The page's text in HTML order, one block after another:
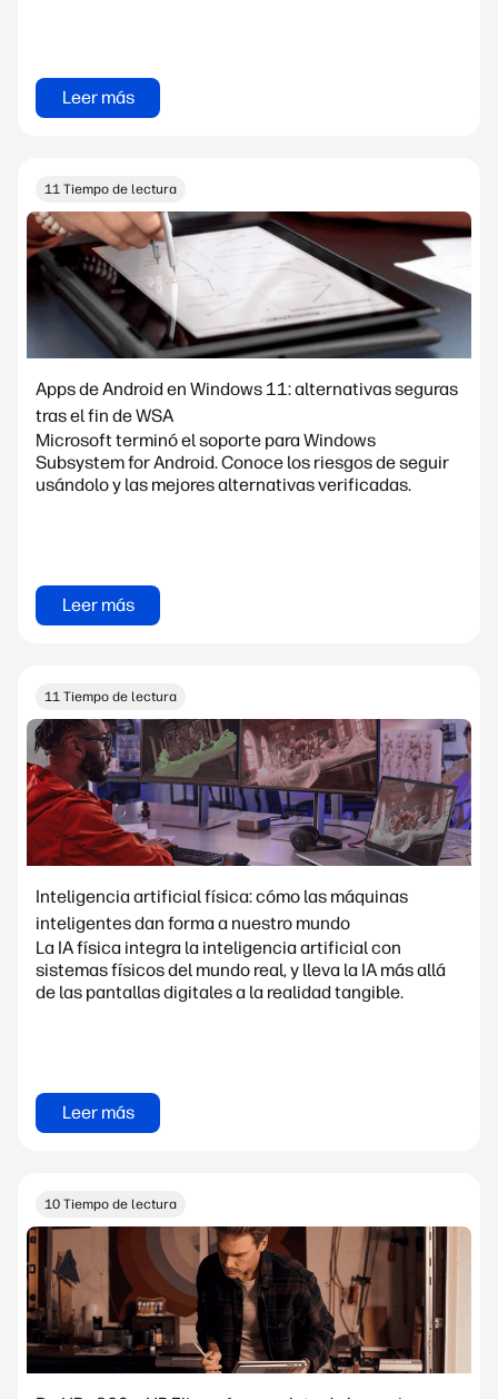
Leer más
11 Tiempo de lectura
Apps de Android en Windows 11: alternativas seguras
tras el fin de WSA
Microsoft terminó el soporte para Windows
Subsystem for Android. Conoce los riesgos de seguir
usándolo y las mejores alternativas verificadas.
Leer más
11 Tiempo de lectura
Inteligencia artificial física: cómo las máquinas
inteligentes dan forma a nuestro mundo
La IA física integra la inteligencia artificial con
sistemas físicos del mundo real, y lleva la IA más allá
de las pantallas digitales a la realidad tangible.
Leer más
10 Tiempo de lectura